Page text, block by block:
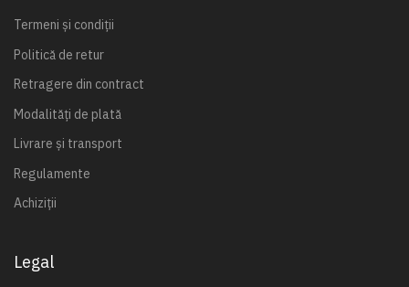
Termeni și condiții
Politică de retur
Retragere din contract
Modalități de plată
Livrare și transport
Regulamente
Achiziții
Legal